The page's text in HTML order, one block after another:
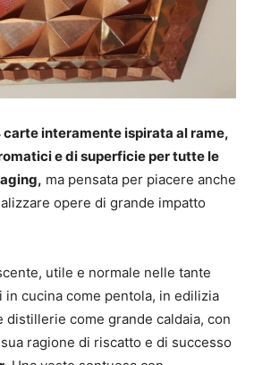
carte interamente ispirata al rame,
e di superficie per tutte le
ma pensata per piacere anche
opere di grande impatto
utile e normale nelle tante
cucina come pentola, in edilizia
distillerie come grande caldaia, con
ragione di riscatto e di successo